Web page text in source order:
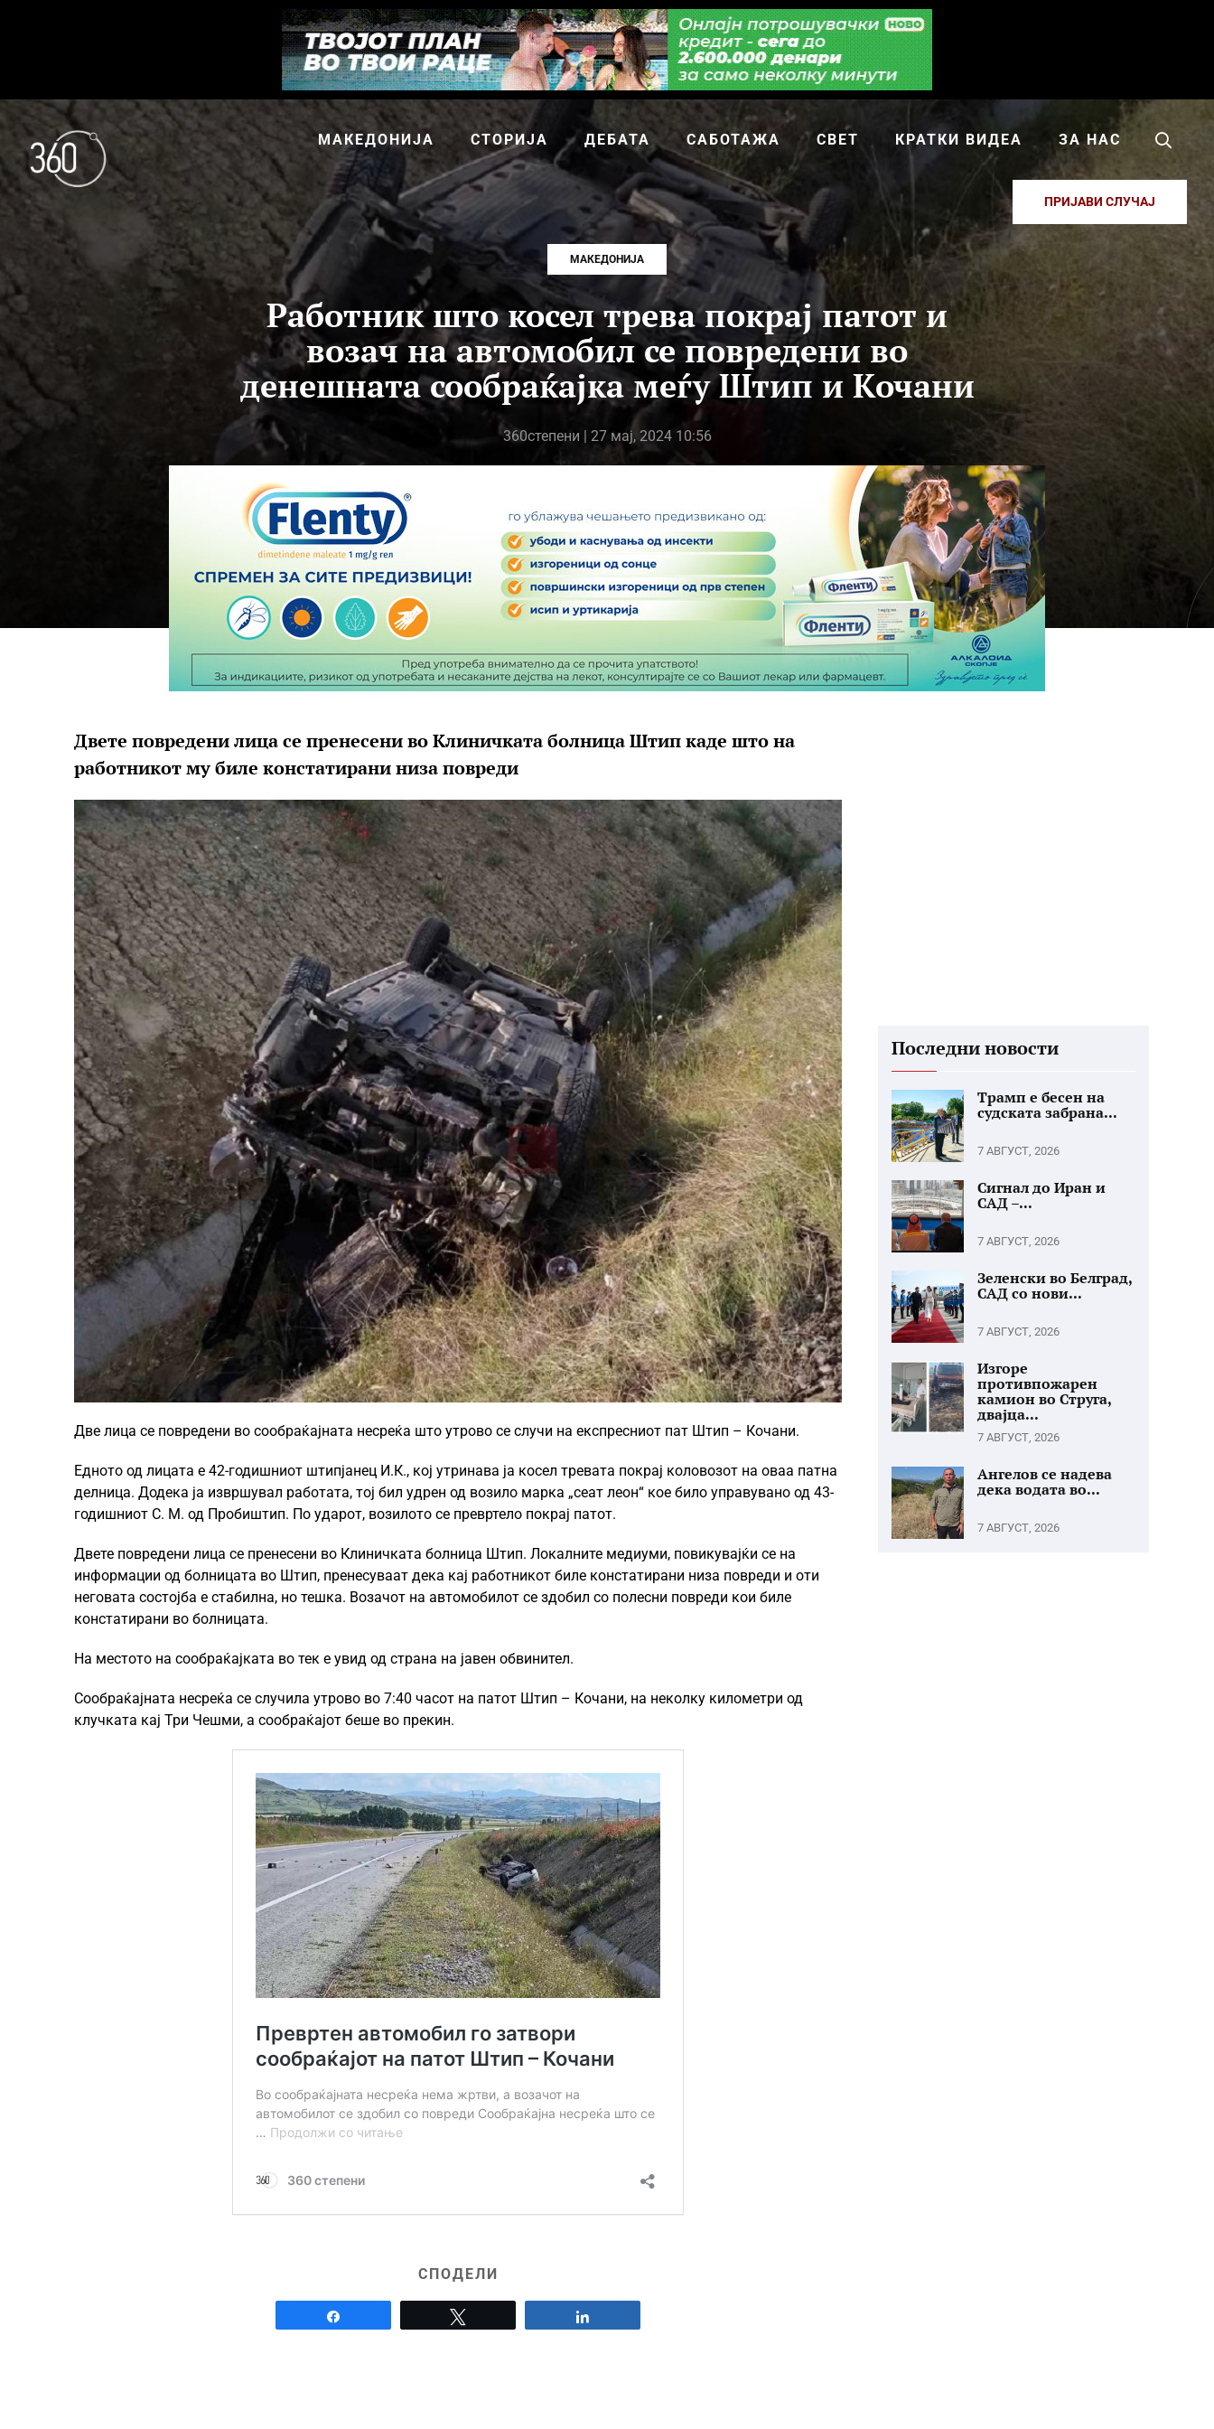
МАКЕДОНИЈА СТОРИЈА ДЕБАТА САБОТАЖА СВЕТ КРАТКИ ВИДЕА ЗА НАС
ПРИЈАВИ СЛУЧАЈ
МАКЕДОНИЈА
Работник што косел трева покрај патот и
возач на автомобил се повредени во
денешната сообраќајка меѓу Штип и Кочани
360степени | 27 мај, 2024 10:56
Двете повредени лица се пренесени во Клиничката болница Штип каде што на
работникот му биле констатирани низа повреди
Две лица се повредени во сообраќајната несреќа што утрово се случи на експресниот пат Штип – Кочани.
Едното од лицата е 42-годишниот штипјанец И.К., кој утринава ја косел тревата покрај коловозот на оваа патна
делница. Додека ја извршувал работата, тој бил удрен од возило марка „сеат леон“ кое било управувано од 43-
годишниот С. М. од Пробиштип. По ударот, возилото се превртело покрај патот.
Двете повредени лица се пренесени во Клиничката болница Штип. Локалните медиуми, повикувајќи се на
информации од болницата во Штип, пренесуваат дека кај работникот биле констатирани низа повреди и оти
неговата состојба е стабилна, но тешка. Возачот на автомобилот се здобил со полесни повреди кои биле
констатирани во болницата.
На местото на сообраќајката во тек е увид од страна на јавен обвинител.
Сообраќајната несреќа се случила утрово во 7:40 часот на патот Штип – Кочани, на неколку километри од
клучката кај Три Чешми, а сообраќајот беше во прекин.
СПОДЕЛИ
Последни новости
Трамп е бесен на
судската забрана...
7 АВГУСТ, 2026
Сигнал до Иран и
САД –...
7 АВГУСТ, 2026
Зеленски во Белград,
САД со нови...
7 АВГУСТ, 2026
Изгоре
противпожарен
камион во Струга,
двајца...
7 АВГУСТ, 2026
Ангелов се надева
дека водата во...
7 АВГУСТ, 2026